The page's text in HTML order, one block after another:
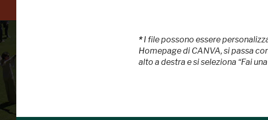
*I file possono essere
Homepage di CANVA, si passa
alto a destra e si seleziona “Fai